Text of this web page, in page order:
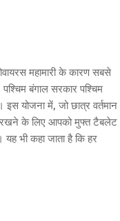
महामारी के कारण सबसे
बंगाल सरकार पश्चिम
योजना में, जो छात्र वर्तमान
रखने के लिए आपको मुफ्त टैबलेट
भी कहा जाता है कि हर